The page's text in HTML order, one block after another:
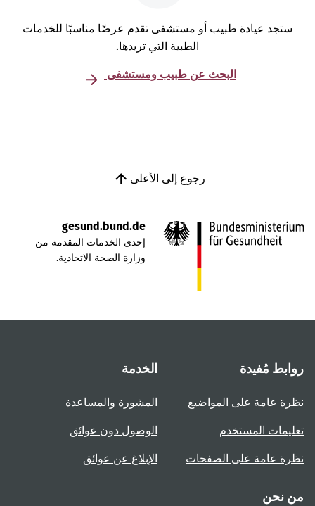
عيادة طبيب أو مستشفى تقدم عرضًا مناسبًا للخدمات
الطبية التي تريدها.
البحث عن طبيب ومستشفى
رجوع إلى الأعلى
gesund.bund.de
إحدى الخدمات المقدمة من
وزارة الصحة الاتحادية.
مُفيدة
عامة على المواضيع
المستخدم
عامة على الصفحات
الخدمة
المشورة والمساعدة
الوصول دون عوائق
الإبلاغ عن عوائق
نحن